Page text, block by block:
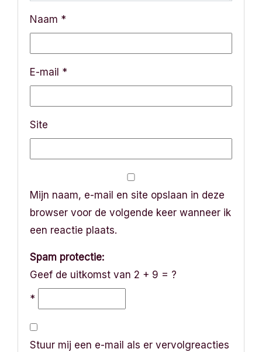
Naam *
E-mail *
Site
Mijn naam, e-mail en site opslaan in deze
browser voor de volgende keer wanneer ik
een reactie plaats.
Spam protectie:
Geef de uitkomst van 2 + 9 = ?
*
Stuur mij een e-mail als er vervolgreacties